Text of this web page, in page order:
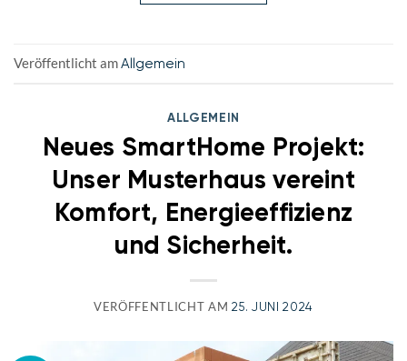
Veröffentlicht amAllgemein
ALLGEMEIN
Neues SmartHome Projekt:
Unser Musterhaus vereint
Komfort, Energieeffizienz
und Sicherheit.
VERÖFFENTLICHT AM25. JUNI 2024